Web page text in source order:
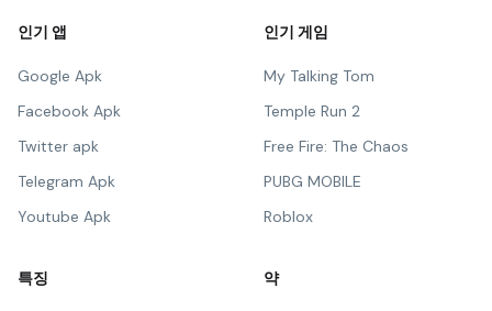
인기 앱
Google Apk
Facebook Apk
Twitter apk
Telegram Apk
Youtube Apk
인기 게임
My Talking Tom
Temple Run 2
Free Fire: The Chaos
PUBG MOBILE
Roblox
특징 약